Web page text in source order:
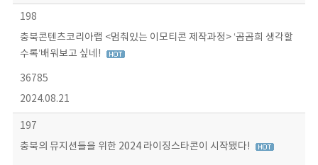
198
충북콘텐츠코리아랩 <멈춰있는 이모티콘 제작과정> ‘곰곰희 생각할
수록’배워보고 싶네!
36785
2024.08.21
197
충북의 뮤지션들을 위한 2024 라이징스타콘이 시작됐다!